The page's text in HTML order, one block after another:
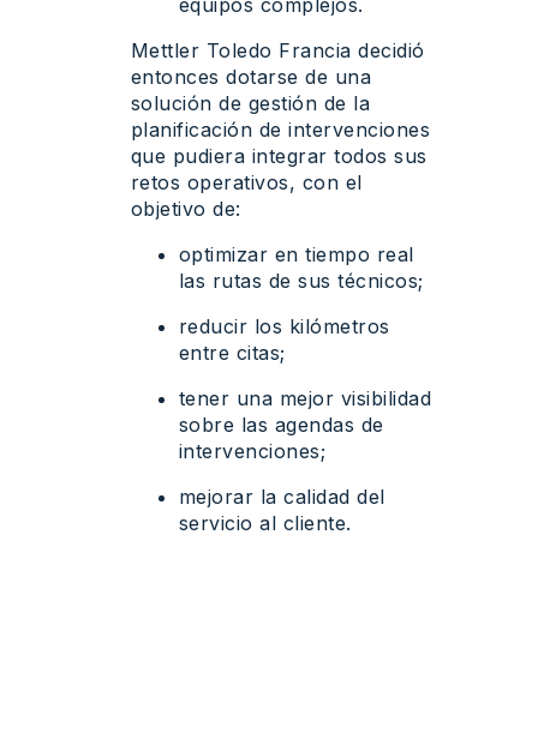
Mettler Toledo Francia decidió
entonces dotarse de una
solución de gestión de la
planificación de intervenciones
que pudiera integrar todos sus
retos operativos, con el
objetivo de:
optimizar en tiempo real
las rutas de sus técnicos;
reducir los kilómetros
entre citas;
tener una mejor visibilidad
sobre las agendas de
intervenciones;
mejorar la calidad del
servicio al cliente.